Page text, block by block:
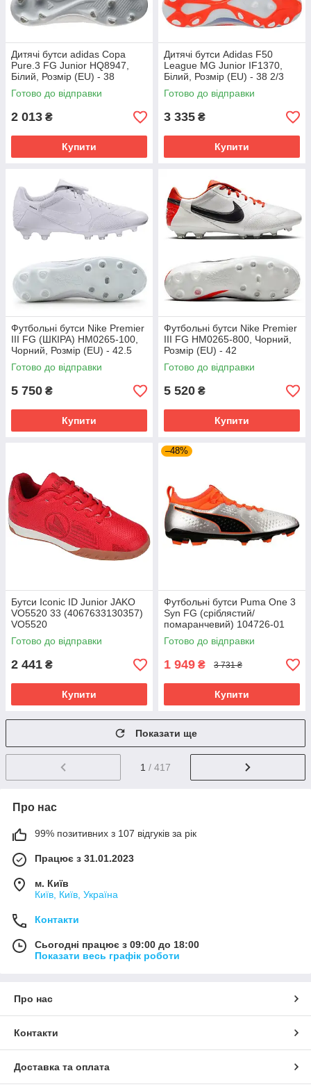
Дитячі бутси adidas Copa
Pure.3 FG Junior HQ8947,
Білий, Розмір (EU) - 38
Готово до відправки
2 013 ₴
Купити
Дитячі бутси Adidas F50
League MG Junior IF1370,
Білий, Розмір (EU) - 38 2/3
Готово до відправки
3 335 ₴
Купити
Футбольні бутси Nike Premier
III FG (ШКІРА) HM0265-100,
Чорний, Розмір (EU) - 42.5
Готово до відправки
5 750 ₴
Купити
Футбольні бутси Nike Premier
III FG HM0265-800, Чорний,
Розмір (EU) - 42
Готово до відправки
5 520 ₴
Купити
Бутси Iconic ID Junior JAKO
VO5520 33 (4067633130357)
VO5520
Готово до відправки
2 441 ₴
Купити
–48%
Футбольні бутси Puma One 3
Syn FG (сріблястий/
помаранчевий) 104726-01
Розмір EU: 46
Готово до відправки
1 949 ₴ 3 731 ₴
Купити
Показати ще
1 / 417
Про нас
99% позитивних з 107 відгуків за рік
Працює з 31.01.2023
м. Київ
Київ, Київ, Україна
Контакти
Сьогодні працює з 09:00 до 18:00
Показати весь графік роботи
Про нас
Контакти
Доставка та оплата